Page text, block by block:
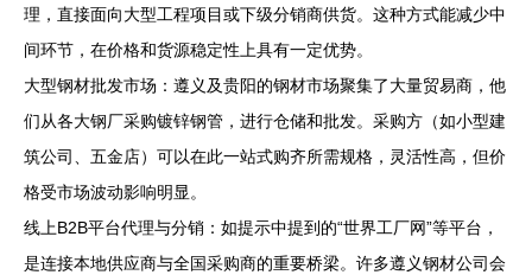
理，直接面向大型工程项目或下级分销商供货。这种方式能减少中
间环节，在价格和货源稳定性上具有一定优势。
大型钢材批发市场：遵义及贵阳的钢材市场聚集了大量贸易商，他
们从各大钢厂采购镀锌钢管，进行仓储和批发。采购方（如小型建
筑公司、五金店）可以在此一站式购齐所需规格，灵活性高，但价
格受市场波动影响明显。
线上B2B平台代理与分销：如提示中提到的“世界工厂网”等平台，
是连接本地供应商与全国采购商的重要桥梁。许多遵义钢材公司会